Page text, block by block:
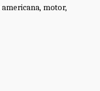
motor,